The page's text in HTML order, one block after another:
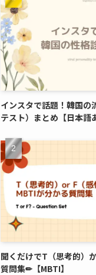
インスタで話題！韓国の
テスト）まとめ【日本語
聞くだけでT（思考的）
質問集✏︎【MBTI】